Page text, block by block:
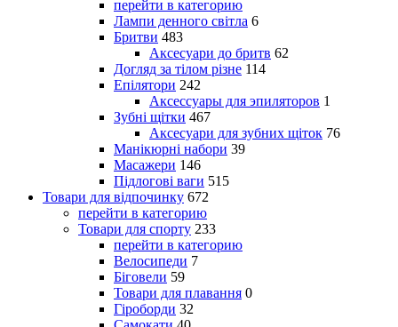
перейти в категорию
Лампи денного світла 6
Бритви 483
Аксесуари до бритв 62
Догляд за тілом різне 114
Епілятори 242
Аксессуары для эпиляторов 1
Зубні щітки 467
Аксесуари для зубних щіток 76
Манікюрні набори 39
Масажери 146
Підлогові ваги 515
Товари для відпочинку 672
перейти в категорию
Товари для спорту 233
перейти в категорию
Велосипеди 7
Біговели 59
Товари для плавання 0
Гіроборди 32